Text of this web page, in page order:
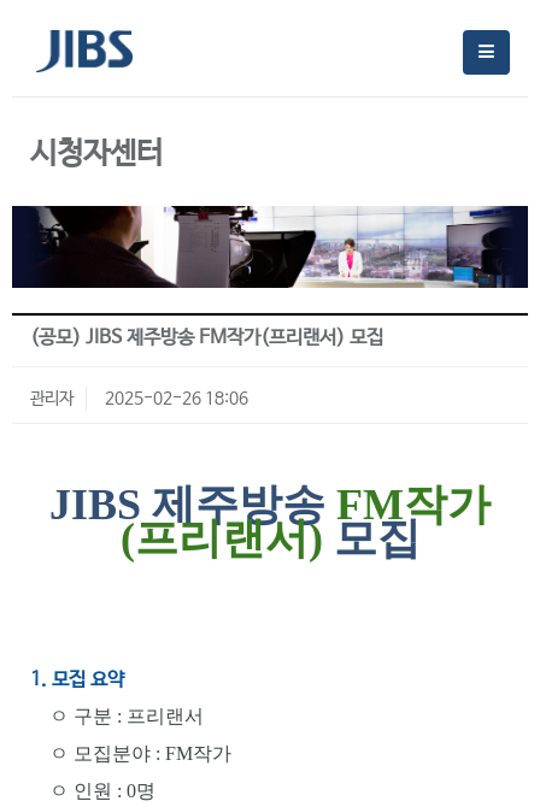
시청자센터
(공모) JIBS 제주방송 FM작가(프리랜서) 모집
관리자 2025-02-26 18:06
JIBS 제주방송 FM작가
(프리랜서) 모집
1. 모집 요약
ㅇ 구분 : 프리랜서
ㅇ 모집분야 : FM작가
ㅇ 인원 : 0명